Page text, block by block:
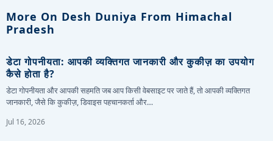
More On Desh Duniya From Himachal
Pradesh
डेटा गोपनीयता: आपकी व्यक्तिगत जानकारी और कुकीज़ का उपयोग
कैसे होता है?
डेटा गोपनीयता और आपकी सहमति जब आप किसी वेबसाइट पर जाते हैं, तो आपकी व्यक्तिगत
जानकारी, जैसे कि कुकीज़, डिवाइस पहचानकर्ता और…
Jul 16, 2026